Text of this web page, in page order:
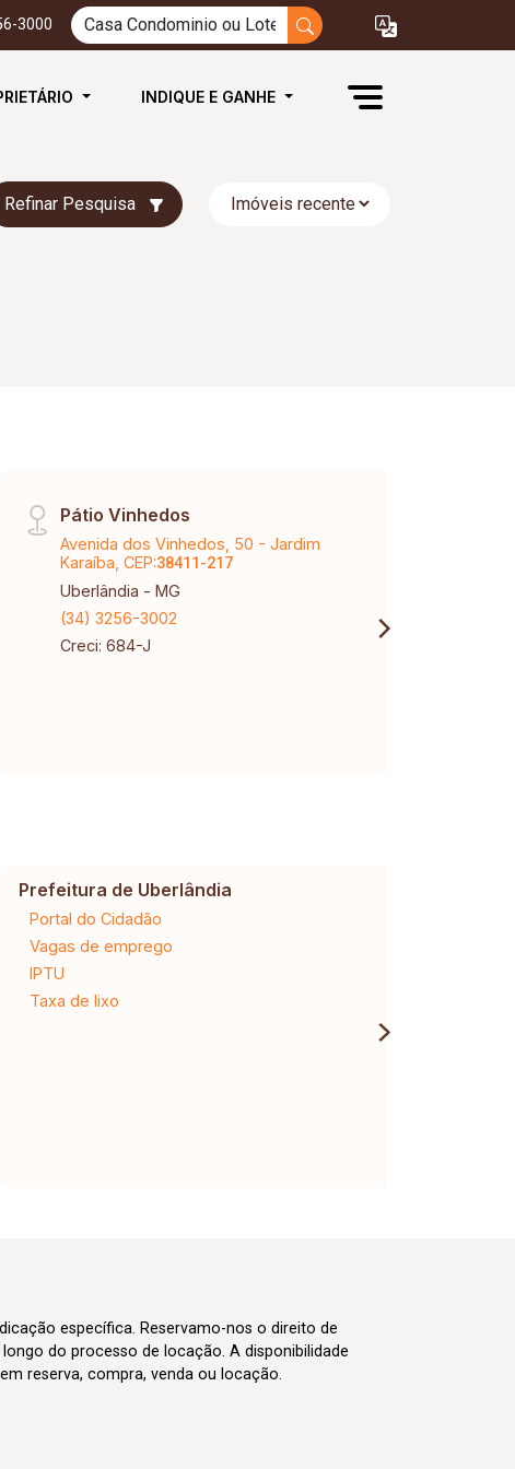
3000
INDIQUE E GANHE
Refinar Pesquisa
Pátio Vinhedos
Avenida dos Vinhedos, 50 - Jardim
Karaíba, CEP:38411-217
Uberlândia - MG
(34) 3256-3002
Creci: 684-J
Prefeitura de Uberlândia
Portal do Cidadão
Vagas de emprego
IPTU
Taxa de lixo
específica. Reservamo-nos o direito de
do processo de locação. A disponibilidade
reserva, compra, venda ou locação.